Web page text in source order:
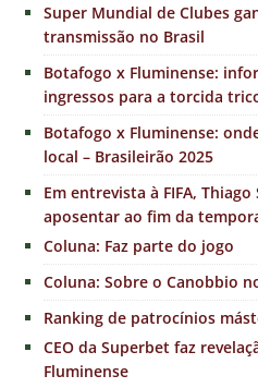
Super Mundial de Clubes
transmissão no Brasil
Botafogo x Fluminense:
ingressos para a torcida
Botafogo x Fluminense:
local – Brasileirão 2025
Em entrevista à FIFA,
aposentar ao fim da
Coluna: Faz parte do jogo
Coluna: Sobre o Canobbio
Ranking de patrocínios
CEO da Superbet faz
Fluminense